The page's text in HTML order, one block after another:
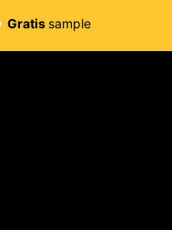
Gratissample